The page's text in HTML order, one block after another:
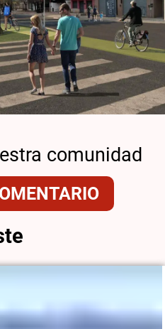
comunidad